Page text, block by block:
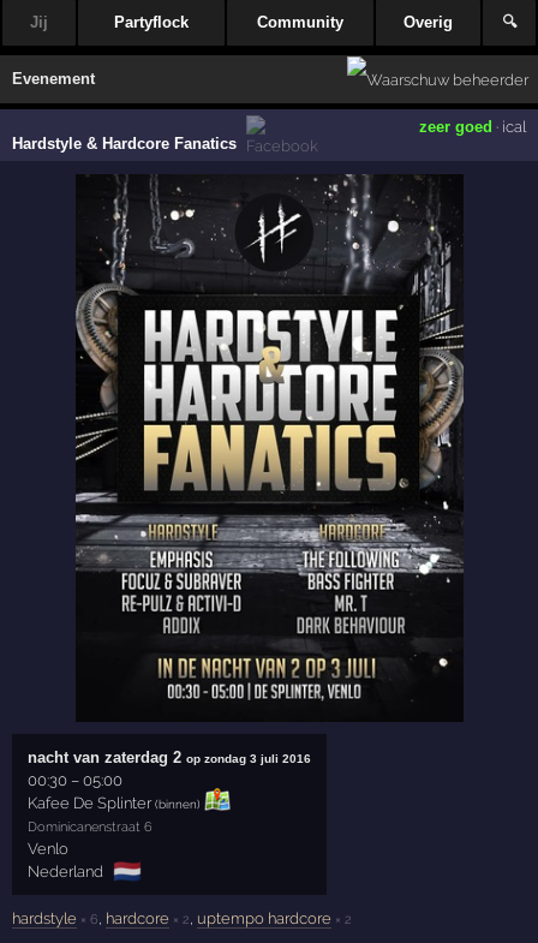
Jij Partyflock Community Overig 🔍
Evenement
Hardstyle & Hardcore Fanatics
zeer goed · ical
nacht van zaterdag 2op zondag 3 juli 2016
00:30 –05:00
Kafee De Splinter (binnen)
Dominicanenstraat 6
Venlo
Nederland
🇳🇱
hardstyle × 6, hardcore × 2, uptempo hardcore × 2